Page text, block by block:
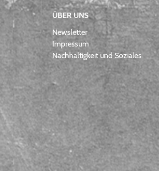
ÜBER UNS
Newsletter
Impressum
Nachhaltigkeit und Soziales